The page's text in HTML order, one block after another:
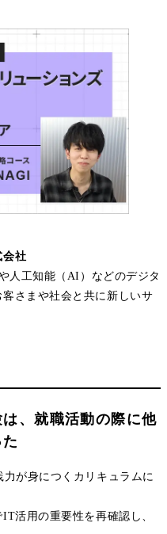
会社
人工知能（AI）などのデジタ
さまや社会と共に新しいサ
、就職活動の際に他
が身につくカリキュラムに
活用の重要性を再確認し、